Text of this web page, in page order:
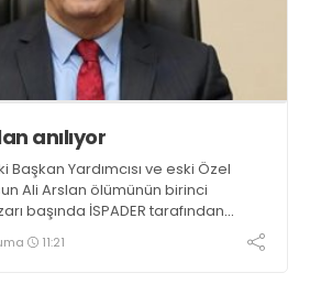
anılıyor
Yardımcısı ve eski Özel
Ali Arslan ölümünün birinci
başında İSPADER tarafından
mezarı başında anılacak
11:21